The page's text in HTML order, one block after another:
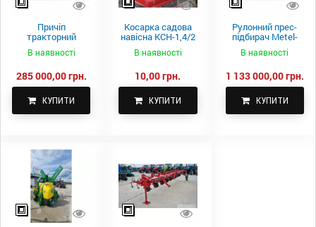
Причіп
тракторний
самоскидний
Spike 2 ПТС-4
В наявності
285 000,00 грн.
КУПИТИ
Косарка садова
навісна КСН-1,4/2
В наявності
10,00 грн.
КУПИТИ
Рулонний прес-
підбирач Metel-
Fach Z 587
В наявності
1 133 000,00 грн.
КУПИТИ